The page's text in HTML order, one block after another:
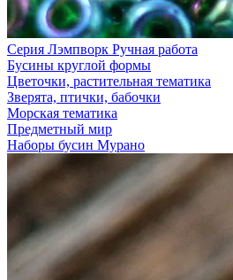
Серия Лэмпворк Ручная работа
Бусины круглой формы
Цветочки, растительная тематика
Зверята, птички, бабочки
Морская тематика
Предметный мир
Наборы бусин Мурано